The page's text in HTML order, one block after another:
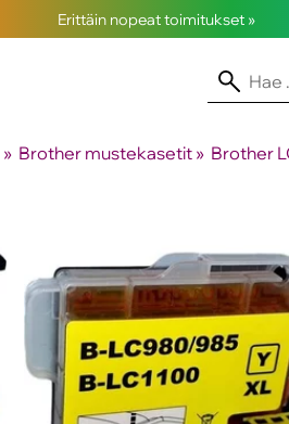
Erittäin nopeat toimitukset »
‪» Brother mustekasetit ‪» Brother